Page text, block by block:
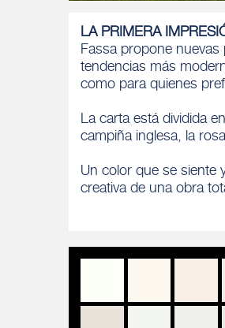
LA PRIMERA
Fassa propone
tendencias más
como para quienes
La carta está dividida
campiña inglesa, la
Un color que se siente
creativa de una obra